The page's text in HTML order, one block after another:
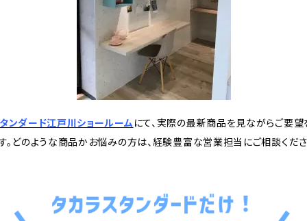
ンダード江戸川ショールームにて、実際の最新商品を見ながらご要
。どのような商品かお悩みの方は、経験豊富な営業担当にご相談くださ